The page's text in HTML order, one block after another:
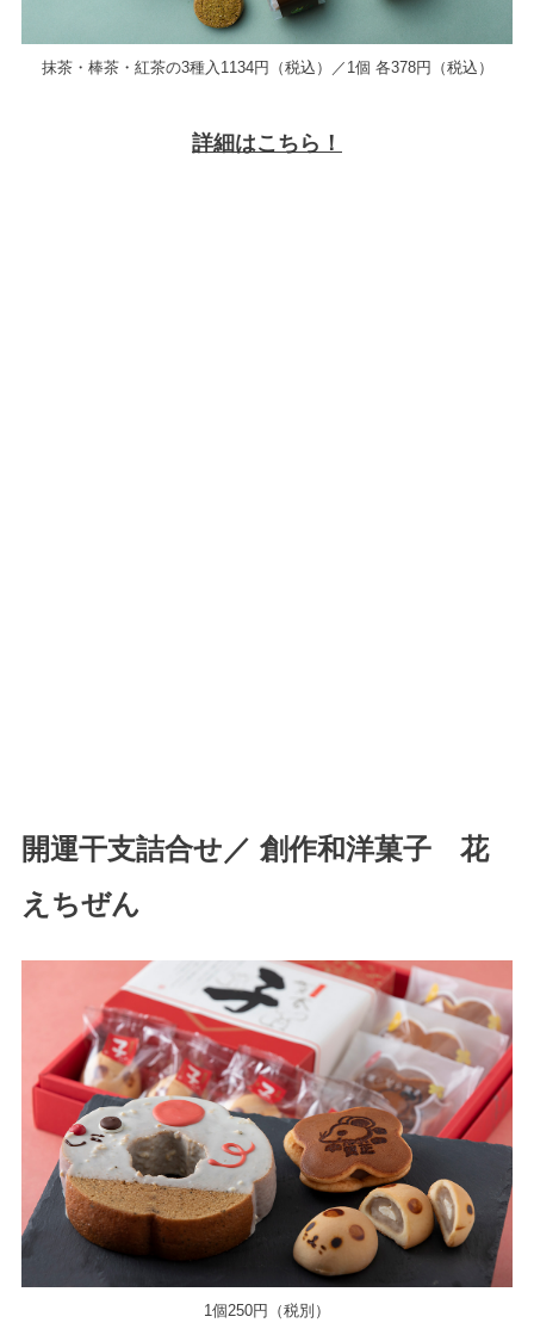
抹茶・棒茶・紅茶の3種入1134円（税込）／1個 各378円（税込）
詳細はこちら！
開運干支詰合せ／ 創作和洋菓子
花
えちぜん
1個250円（税別）